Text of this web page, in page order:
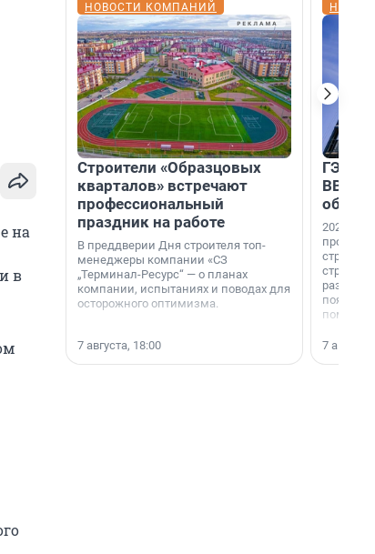
на
в
НОВОСТИ КОМПАНИЙ
Строители «Образцовых
кварталов» встречают
профессиональный
праздник на работе
В преддверии Дня строителя топ-
менеджеры компании «СЗ
„Терминал-Ресурс“ — о планах
компании, испытаниях и поводах для
осторожного оптимизма.
7 августа, 18:00
ГЭС,
ВВП: в
об
2026-й —
раз. В
7